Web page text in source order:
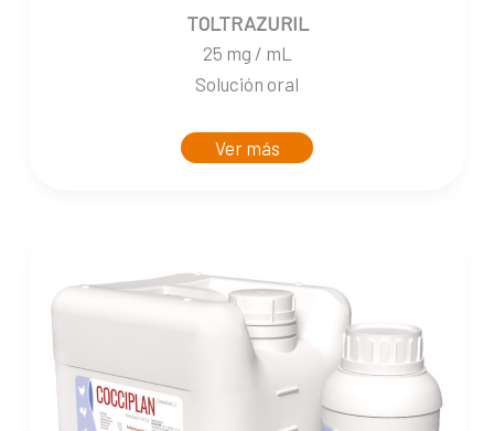
TOLTRAZURIL
25 mg / mL
Solución oral
Ver más